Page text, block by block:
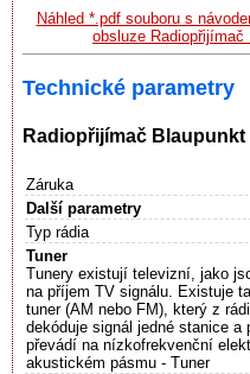
Náhled *.pdf souboru s
obsluze
Technické parametry
Radiopřijímač Blaupunkt
Záruka
Další parametry
Typ rádia
Tuner
Tunery existují televizní, jako
na příjem TV signálu. Existuje
tuner (AM nebo FM), který z
dekóduje signál jedné stanice a
převádí na nízkofrekvenční
akustickém pásmu - Tuner